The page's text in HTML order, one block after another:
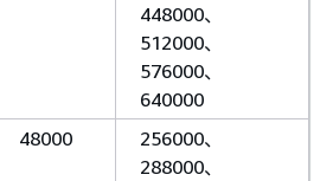
448000、
512000、
576000、
640000
48000
256000、
288000、